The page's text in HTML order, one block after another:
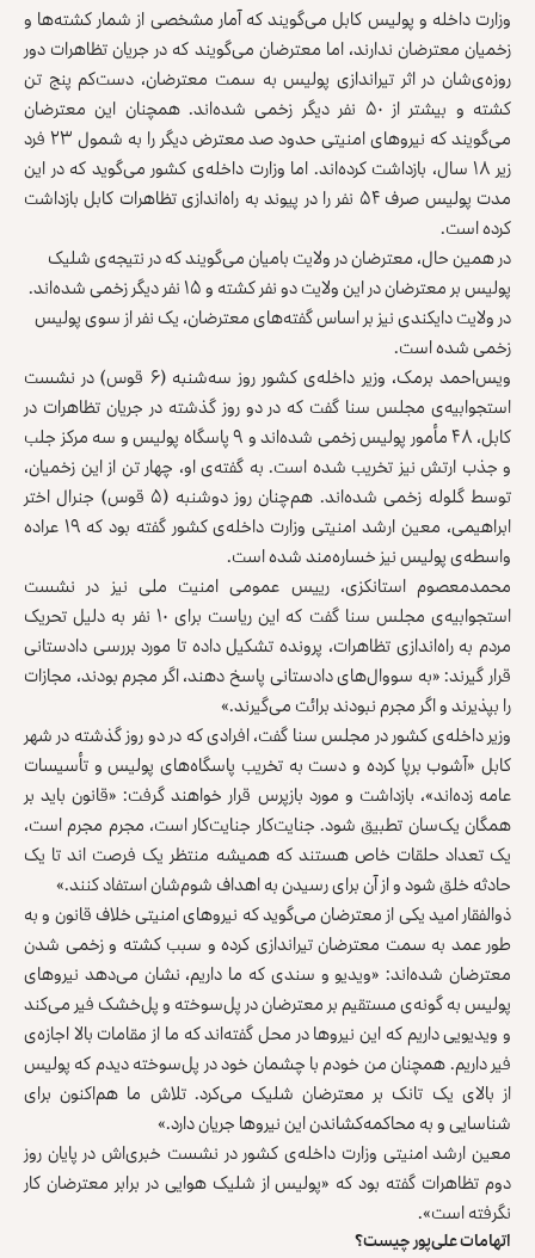
وزارت داخله و پولیس کابل می‌گویند که آمار مشخصی از شمار کشته‌ها و
زخمیان معترضان ندارند، اما معترضان می‌گویند که در جریان تظاهرات دور
روزه‌ی‌شان در اثر تیراندازی پولیس به سمت معترضان، دست‌کم پنج تن
کشته و بیشتر از ۵۰ نفر دیگر زخمی شده‌اند. همچنان این معترضان
می‌گویند که نیروهای امنیتی حدود صد معترض دیگر را به شمول ۲۳ فرد
زیر ۱۸ سال، بازداشت کرده‌اند. اما وزارت داخله‌ی کشور می‌گوید که در این
مدت پولیس صرف ۵۴ نفر را در پیوند به راه‌اندازی تظاهرات کابل بازداشت
کرده است.
در همین حال، معترضان در ولایت بامیان می‌گویند که در نتیجه‌ی شلیک
پولیس بر معترضان در این ولایت دو نفر کشته و ۱۵ نفر دیگر زخمی شده‌اند.
در ولایت دایکندی نیز بر اساس گفته‌های معترضان، یک نفر از سوی پولیس
زخمی شده‌ است.
ویس‌احمد برمک، وزیر داخله‌ی کشور روز سه‌شنبه (۶ قوس) در نشست
استجوابیه‌ی مجلس سنا گفت که در دو روز گذشته در جریان تظاهرات در
کابل، ۴۸ مأمور پولیس زخمی شده‌اند و ۹ پاسگاه پولیس و سه مرکز جلب
و جذب ارتش نیز تخریب شده است. به گفته‌ی او، چهار تن از این زخمیان،
توسط گلوله زخمی شده‌‌اند. هم‌چنان روز دوشنبه (۵ قوس) جنرال اختر
ابراهیمی، معین ارشد امنیتی وزارت داخله‌ی کشور گفته بود که ۱۹ عراده
واسطه‌ی پولیس نیز خساره‌مند شده است.
محمدمعصوم استانکزی، رییس عمومی امنیت ملی نیز در نشست
استجوابیه‌ی مجلس سنا گفت که این ریاست برای ۱۰ نفر به دلیل تحریک
مردم به راه‌اندازی تظاهرات، پرونده تشکیل داده تا مورد بررسی دادستانی
قرار گیرند: «‌به سووال‌های دادستانی پاسخ دهند، اگر مجرم بودند، مجازات
را بپذیرند و اگر مجرم نبودند برائت می‌گیرند.»
وزیر داخله‌ی کشور در مجلس سنا گفت، افرادی که در دو روز گذشته در شهر
کابل «آشوب برپا کرده و دست به تخریب پاسگاه‌های پولیس و تأسیسات
عامه زده‌اند»، بازداشت و مورد بازپرس قرار خواهند گرفت: «قانون باید بر
همگان یک‌سان تطبیق شود. جنایت‌کار جنایت‌کار است، مجرم مجرم است،
یک تعداد حلقات خاص‌ هستند که همیشه منتظر یک فرصت‌ اند تا یک
حادثه خلق شود و از آن برای رسیدن به اهداف شوم‌شان استفاد کنند.»
ذوالفقار امید یکی از معترضان می‌گوید که نیروهای امنیتی خلاف قانون و به
طور عمد به سمت معترضان تیراندازی کرده و سبب کشته و زخمی شدن
معترضان شده‌اند: «ویدیو و سندی که ما داریم، نشان می‌دهد نیروهای
پولیس به گونه‌ی مستقیم بر معترضان در پل‌سوخته و پل‌خشک فیر می‌کند
و ویدیویی داریم که این نیروها در محل گفته‌اند که ما از مقامات بالا اجازه‌ی
فیر داریم. همچنان من خودم با چشمان خود در پل‌سوخته دیدم که پولیس
از بالای یک تانک بر معترضان شلیک می‌کرد. تلاش ما هم‌اکنون برای
شناسایی و به محاکمه‌کشاندن این نیروها جریان دارد.»
معین ارشد امنیتی وزارت داخله‌ی کشور در نشست خبری‌اش در پایان روز
دوم تظاهرات گفته بود که «پولیس از شلیک هوایی در برابر معترضان کار
نگرفته است».
اتهامات علی‌پور چیست؟